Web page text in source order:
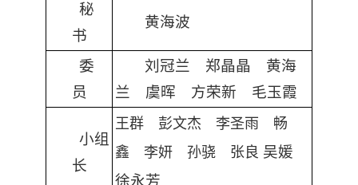
秘
书
黄海波
委
员
刘冠兰 郑晶晶 黄海
兰 虞晖 方荣新 毛玉霞
小组
长
王群 彭文杰 李圣雨 畅
鑫 李妍 孙骁 张良 吴媛
徐永芳